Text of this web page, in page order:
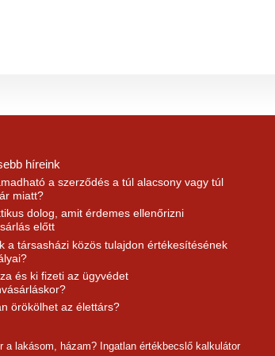
híreink
a szerződés a túl alacsony vagy túl
miatt?
dolog, amit érdemes ellenőrizni
előtt
a társasházi közös tulajdon értékesítésének
és ki fizeti az ügyvédet
örökölhet az élettárs?
a lakásom, házam? Ingatlan értékbecslő kalkulátor